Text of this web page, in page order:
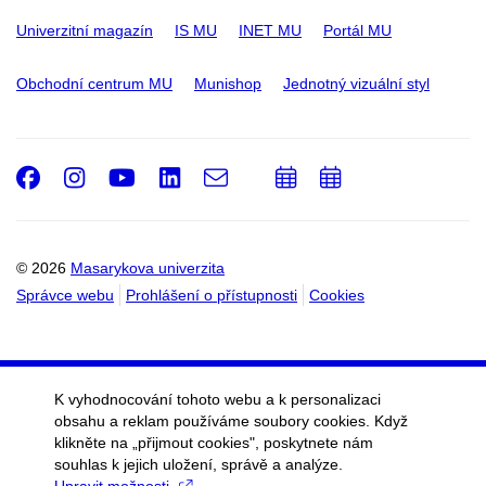
Univerzitní magazín IS MU INET MU Portál MU
Obchodní centrum MU Munishop Jednotný vizuální styl
© 2026 Masarykova univerzita
Správce webu
Prohlášení o přístupnosti Cookies
Facebook
Instagram
Youtube
LinkedIn
e-
PřidatPřidat
K vyhodnocování tohoto webu a k personalizaci
obsahu a reklam používáme soubory cookies. Když
klikněte na „přijmout cookies", poskytnete nám
souhlas k jejich uložení, správě a analýze.